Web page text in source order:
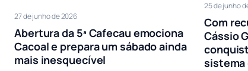
27 de junho de 2026
Abertura da 5ª Cafecau emociona
Cacoal e prepara um sábado ainda
mais inesquecível
25 de junho
Com
Cássio
sistema